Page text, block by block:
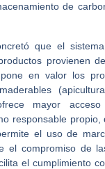
de
que el
provienen
en valor los
mayor
responsable
el uso de
el compromiso de
el cumplimiento